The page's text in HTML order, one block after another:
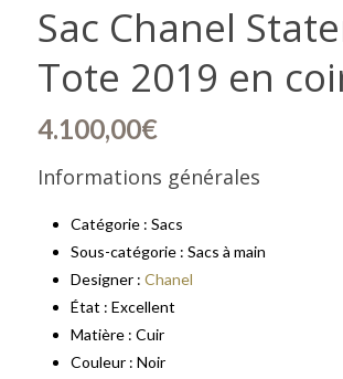
Sac Chanel
Tote 2019 en
4.100,00€
Informations générales
Catégorie : Sacs
Sous-catégorie : Sacs à main
Designer : Chanel
État : Excellent
Matière : Cuir
Couleur : Noir